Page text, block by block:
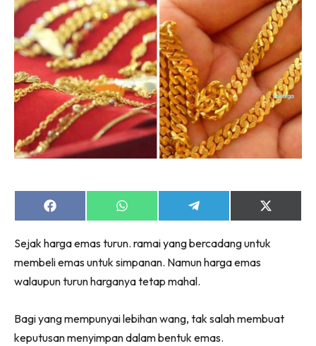
Share
on
Share
on
Share
on
Share
on
(Twitter)
Sejak harga emas turun. ramai yang bercadang untuk
membeli emas untuk simpanan. Namun harga emas
walaupun turun harganya tetap mahal.
Bagi yang mempunyai lebihan wang, tak salah membuat
keputusan menyimpan dalam bentuk emas.